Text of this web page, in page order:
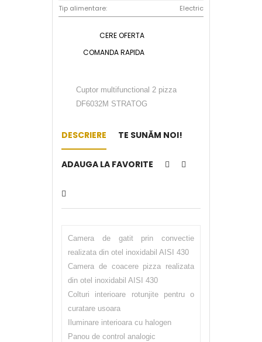
Tip alimentare:
Electric
CERE OFERTA
COMANDA RAPIDA
Cuptor multifunctional 2 pizza
DF6032M STRATOG
DESCRIERE TE SUNĂM NOI!
ADAUGA LA FAVORITE
Camera de gatit prin convectie
realizata din otel inoxidabil AISI 430
Camera de coacere pizza realizata
din otel inoxidabil AISI 430
Colturi interioare rotunjite pentru o
curatare usoara
Iluminare interioara cu halogen
Panou de control analogic